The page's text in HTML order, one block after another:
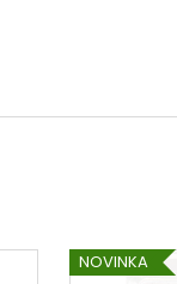
NOVINKA